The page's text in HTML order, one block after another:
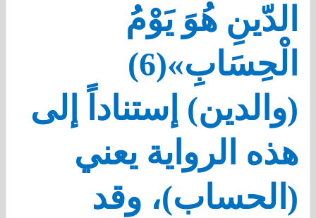
الدّينِ هُوَ يَوْمُ
الْحِسَابِ»(6)
(والدين) إستناداً إلى
هذه الرواية يعني
(الحساب)، وقد